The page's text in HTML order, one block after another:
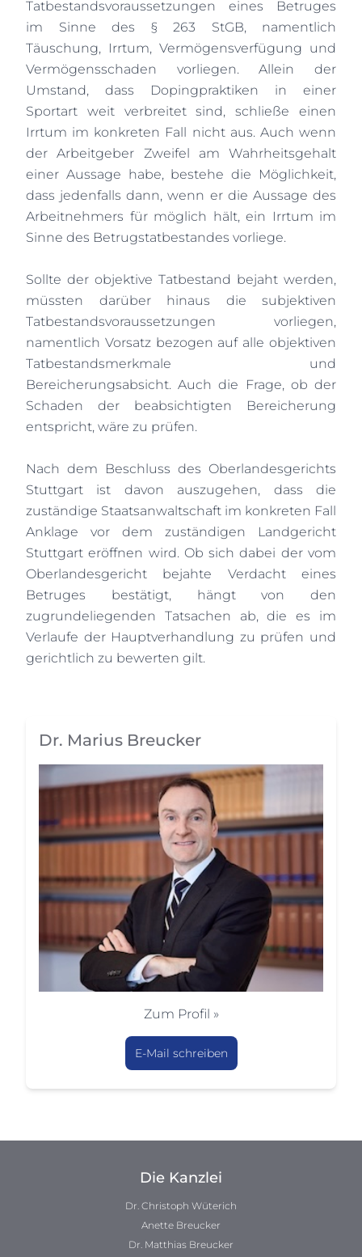
Tatbestandsvoraussetzungen eines Betruges
im Sinne des § 263 StGB, namentlich
Täuschung, Irrtum, Vermögensverfügung und
Vermögensschaden vorliegen. Allein der
Umstand, dass Dopingpraktiken in einer
Sportart weit verbreitet sind, schließe einen
Irrtum im konkreten Fall nicht aus. Auch wenn
der Arbeitgeber Zweifel am Wahrheitsgehalt
einer Aussage habe, bestehe die Möglichkeit,
dass jedenfalls dann, wenn er die Aussage des
Arbeitnehmers für möglich hält, ein Irrtum im
Sinne des Betrugstatbestandes vorliege.
Sollte der objektive Tatbestand bejaht werden,
müssten darüber hinaus die subjektiven
Tatbestandsvoraussetzungen vorliegen,
namentlich Vorsatz bezogen auf alle objektiven
Tatbestandsmerkmale und
Bereicherungsabsicht. Auch die Frage, ob der
Schaden der beabsichtigten Bereicherung
entspricht, wäre zu prüfen.
Nach dem Beschluss des Oberlandesgerichts
Stuttgart ist davon auszugehen, dass die
zuständige Staatsanwaltschaft im konkreten Fall
Anklage vor dem zuständigen Landgericht
Stuttgart eröffnen wird. Ob sich dabei der vom
Oberlandesgericht bejahte Verdacht eines
Betruges bestätigt, hängt von den
zugrundeliegenden Tatsachen ab, die es im
Verlaufe der Hauptverhandlung zu prüfen und
gerichtlich zu bewerten gilt.
Dr. Marius Breucker
Zum Profil »
E-Mail schreiben
Die Kanzlei
Dr. Christoph Wüterich
Anette Breucker
Dr. Matthias Breucker